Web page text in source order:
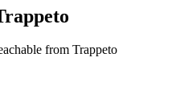
from Trappeto